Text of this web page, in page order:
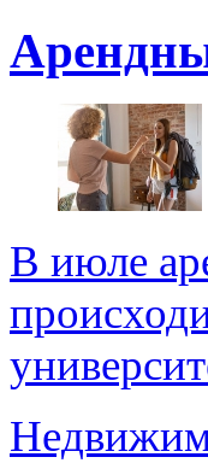
В июле